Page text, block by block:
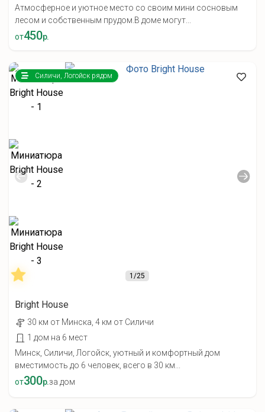
Атмосферное и уютное место со своим мини сосновым
лесом и собственным прудом.В доме могут...
от450р.
1/25
Силичи, Логойск рядом
Bright House
30 км от Минска, 4 км от Силичи
1 дом на 6 мест
Минск, Силичи, Логойск, уютный и комфортный дом
вместимость до 6 человек, всего в 30 км...
от300р.за дом